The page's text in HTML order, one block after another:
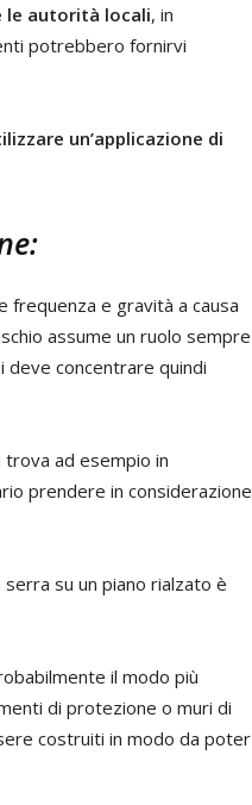
le autorità locali, in
potrebbero fornirvi
un’applicazione di
frequenza e gravità a causa
assume un ruolo sempre
deve concentrare quindi
trova ad esempio in
prendere in considerazione
su un piano rialzato è
il modo più
di protezione o muri di
costruiti in modo da poter